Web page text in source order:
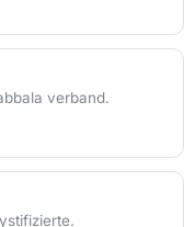
verband.